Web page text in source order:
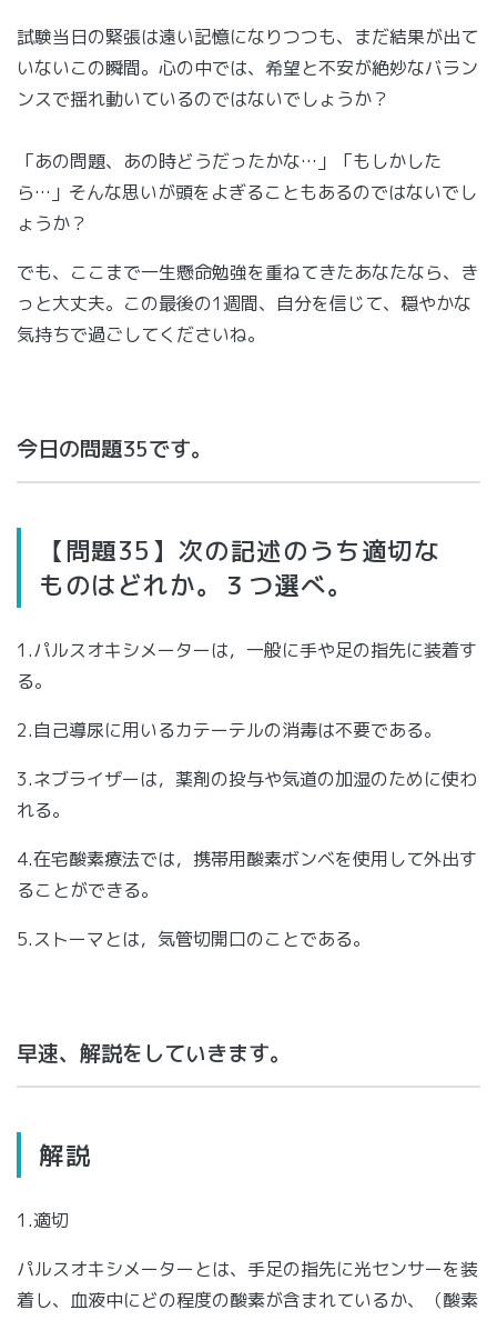
試験当日の緊張は遠い記憶になりつつも、まだ結果が出て
いないこの瞬間。心の中では、希望と不安が絶妙なバラン
ンスで揺れ動いているのではないでしょうか？
「あの問題、あの時どうだったかな…」「もしかした
ら…」そんな思いが頭をよぎることもあるのではないでし
ょうか？
でも、ここまで一生懸命勉強を重ねてきたあなたなら、き
っと大丈夫。この最後の1週間、自分を信じて、穏やかな
気持ちで過ごしてくださいね。
今日の問題35です。
【問題35】次の記述のうち適切な
ものはどれか。３つ選べ。
1.パルスオキシメーターは，一般に手や足の指先に装着す
る。
2.自己導尿に用いるカテーテルの消毒は不要である。
3.ネブライザーは，薬剤の投与や気道の加湿のために使わ
れる。
4.在宅酸素療法では，携帯用酸素ボンベを使用して外出す
ることができる。
5.ストーマとは，気管切開口のことである。
早速、解説をしていきます。
解説
1.適切
パルスオキシメーターとは、手足の指先に光センサーを装
着し、血液中にどの程度の酸素が含まれているか、（酸素